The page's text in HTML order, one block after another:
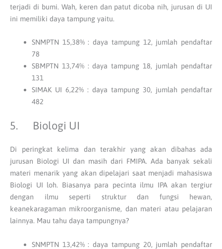
terjadi di bumi. Wah, keren dan patut dicoba nih, jurusan di UI
ini memiliki daya tampung yaitu.
SNMPTN 15,38% : daya tampung 12, jumlah pendaftar
78
SBMPTN 13,74% : daya tampung 18, jumlah pendaftar
131
SIMAK UI 6,22% : daya tampung 30, jumlah pendaftar
482
5. Biologi UI
Di peringkat kelima dan terakhir yang akan dibahas ada
jurusan Biologi UI dan masih dari FMIPA. Ada banyak sekali
materi menarik yang akan dipelajari saat menjadi mahasiswa
Biologi UI loh. Biasanya para pecinta ilmu IPA akan tergiur
dengan ilmu seperti struktur dan fungsi hewan,
keanekaragaman mikroorganisme, dan materi atau pelajaran
lainnya. Mau tahu daya tampungnya?
SNMPTN 13,42% : daya tampung 20, jumlah pendaftar